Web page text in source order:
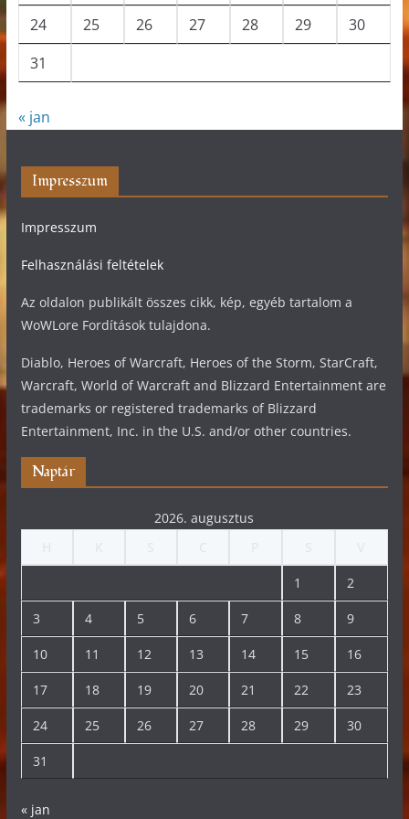
24
25 26 27 28 29
30
31
« jan
Impresszum
Impresszum
Felhasználási feltételek
Az oldalon publikált összes cikk, kép, egyéb tartalom a
WoWLore Fordítások tulajdona.
Diablo, Heroes of Warcraft, Heroes of the Storm, StarCraft,
Warcraft, World of Warcraft and Blizzard Entertainment are
trademarks or registered trademarks of Blizzard
Entertainment, Inc. in the U.S. and/or other countries.
Naptár
2026. augusztus
1 2
3 4 5 6 7 8 9
10 11 12 13 14 15 16
17 18 19 20 21 22 23
24 25 26 27 28 29 30
31
« jan